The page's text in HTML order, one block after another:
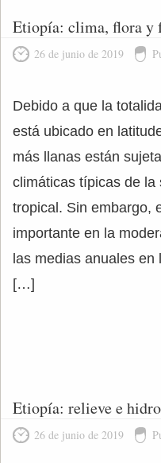
Etiopía: clima, flora y
26 de junio de 2019
Debido a que la
está ubicado en
más llanas están
climáticas típicas de la
tropical. Sin embargo,
importante en la
las medias anuales
[…]
Etiopía: relieve e
26 de junio de 2019